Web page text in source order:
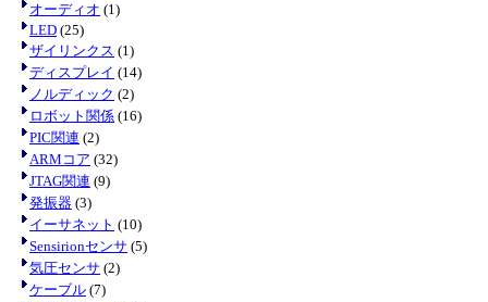
オーディオ (1)
LED (25)
ザイリンクス (1)
ディスプレイ (14)
ノルディック (2)
ロボット関係 (16)
PIC関連 (2)
ARMコア (32)
JTAG関連 (9)
発振器 (3)
イーサネット (10)
Sensirionセンサ (5)
気圧センサ (2)
ケーブル (7)